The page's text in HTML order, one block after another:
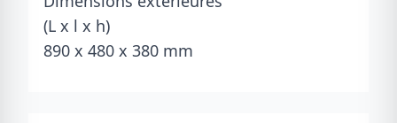
(L x l x h)
890 x 480 x 380 mm